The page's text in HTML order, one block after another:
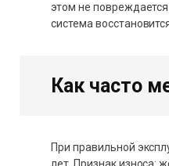
этом не
система
Как часто
При правильной